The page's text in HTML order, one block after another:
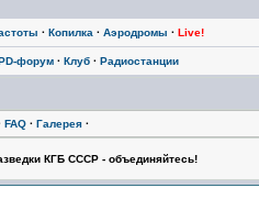
· Копилка · Аэродромы · Live!
форум· Клуб· Радиостанции
FAQ· Галерея·
КГБ СССР - объединяйтесь!